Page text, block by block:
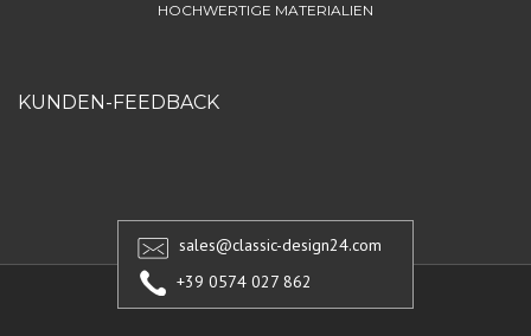
HOCHWERTIGE MATERIALIEN
KUNDEN-FEEDBACK
sales@classic-design24.com
+39 0574 027 862